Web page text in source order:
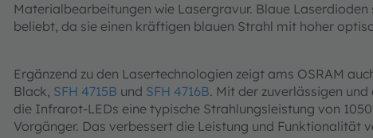
Materialbearbeitungen wie Lasergravur. Blaue
beliebt, da sie einen kräftigen blauen Strahl mit hoher
Ergänzend zu den Lasertechnologien zeigt ams OSRAM
Black, SFH 4715B und SFH 4716B. Mit der zuverlässigen
die Infrarot-LEDs eine typische Strahlungsleistung von
Vorgänger. Das verbessert die Leistung und Funktionalität